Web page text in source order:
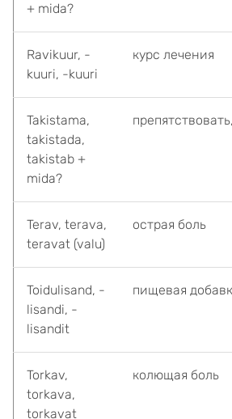
+ mida?
Ravikuur, -
kuuri, -kuuri
курс лечения
Takistama,
takistada,
takistab +
mida?
Terav, terava,
teravat (valu)
острая боль
Toidulisand, -
lisandi, -
lisandit
пищевая
Torkav,
torkava,
torkavat
колющая боль